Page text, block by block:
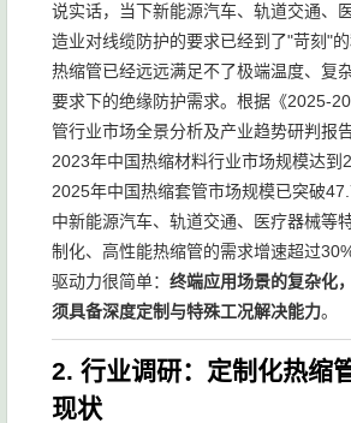
说实话，当下新能源汽车、轨道交通、
造业对线缆防护的要求已经到了"苛刻"
热缩管已经远远满足不了极端温度、复
要求下的绝缘防护需求。根据《2025-
管行业市场全景分析及产业趋势研判报
2023年中国热缩材料行业市场规模达到
2025年中国热缩套管市场规模已突破
中新能源汽车、轨道交通、医疗器械等
制化、高性能热缩管的需求增速超过
驱动力很简单： 终端应用场景的复杂化
须具备深度定制与特殊工况解决能力。
2. 行业调研：定制化热缩
现状